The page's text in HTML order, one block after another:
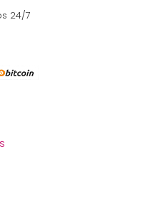
24/7